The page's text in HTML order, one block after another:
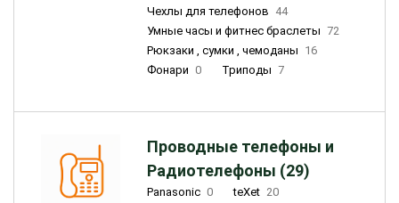
Чехлы для телефонов 44
Умные часы и фитнес браслеты 72
Рюкзаки , сумки , чемоданы 16
Фонари 0 Триподы 7
Проводные телефоны и
Радиотелефоны (29)
Panasonic 0 teXet 20